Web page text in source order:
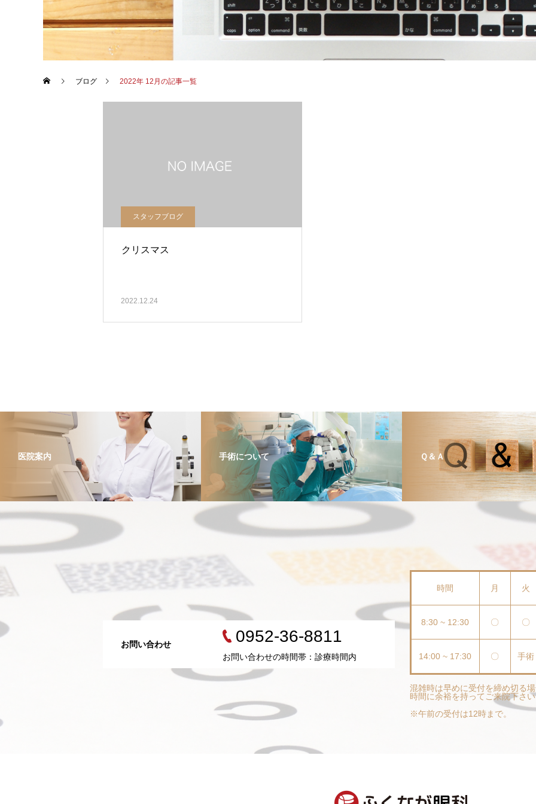
ブログ 2022年 12月の記事一覧
スタッフブログ
クリスマス
2022.12.24
医院案内 手術について Ｑ＆Ａ
お問い合わせ 0952-36-8811
お問い合わせの時間帯：診療時間内
時間 月 火
8:30 ~ 12:30 〇 〇
14:00 ~ 17:30 〇 手術
混雑時は早めに受付を締め切る
時間に余裕を持ってご来院下さ
※午前の受付は12時まで。